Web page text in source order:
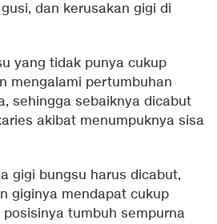
dan kerusakan gigi di
yang tidak punya cukup
mengalami pertumbuhan
sehingga sebaiknya dicabut
akibat menumpuknya sisa
gigi bungsu harus dicabut,
giginya mendapat cukup
tumbuh sempurna